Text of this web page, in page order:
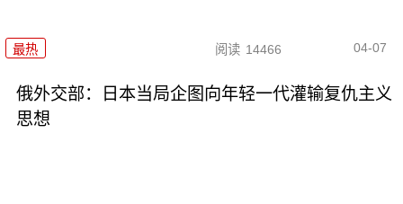
最热 阅读 14466 04-07
俄外交部：日本当局企图向年轻一代灌输复仇主义
思想